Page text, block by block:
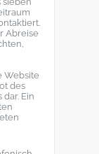
Abreise
Website
des
Ein